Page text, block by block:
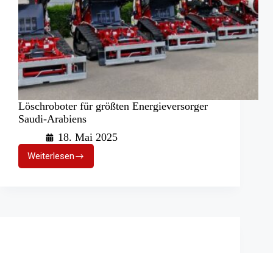
Löschroboter für größten Energieversorger
Saudi-Arabiens
18. Mai 2025
WeiterlesenLöschroboter
für